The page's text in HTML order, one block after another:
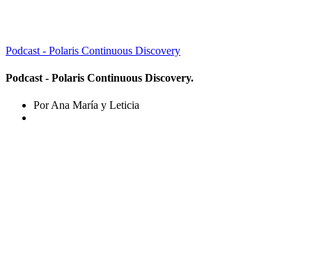
Podcast - Polaris Continuous Discovery
Podcast - Polaris Continuous Discovery.
Por Ana María y Leticia